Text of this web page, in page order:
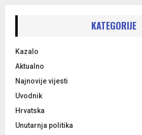
r
:
KATEGORIJE
Kazalo
Aktualno
Najnovije vijesti
Uvodnik
Hrvatska
Unutarnja politika